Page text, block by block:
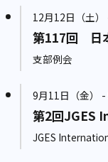
12月12日（土
第117回 日
支部例会
9月11日（金）
第2回JGES
JGES